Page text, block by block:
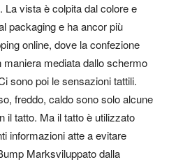
Lavistaè colpita dal colore e
packaging e ha ancor più
online, dove la confezione
mediata dallo schermo
sono poi lesensazioni tattili.
freddo, caldo sono solo alcune
il tatto. Ma il tatto è utilizzato
informazioni atte a evitare
Marksviluppato dalla